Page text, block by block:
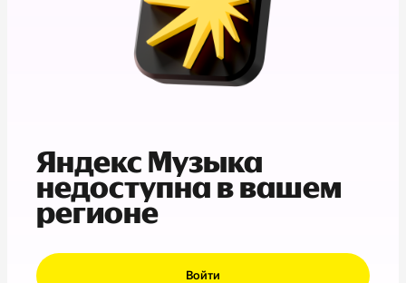
Яндекс Музыка
недоступна в вашем
регионе
Войти